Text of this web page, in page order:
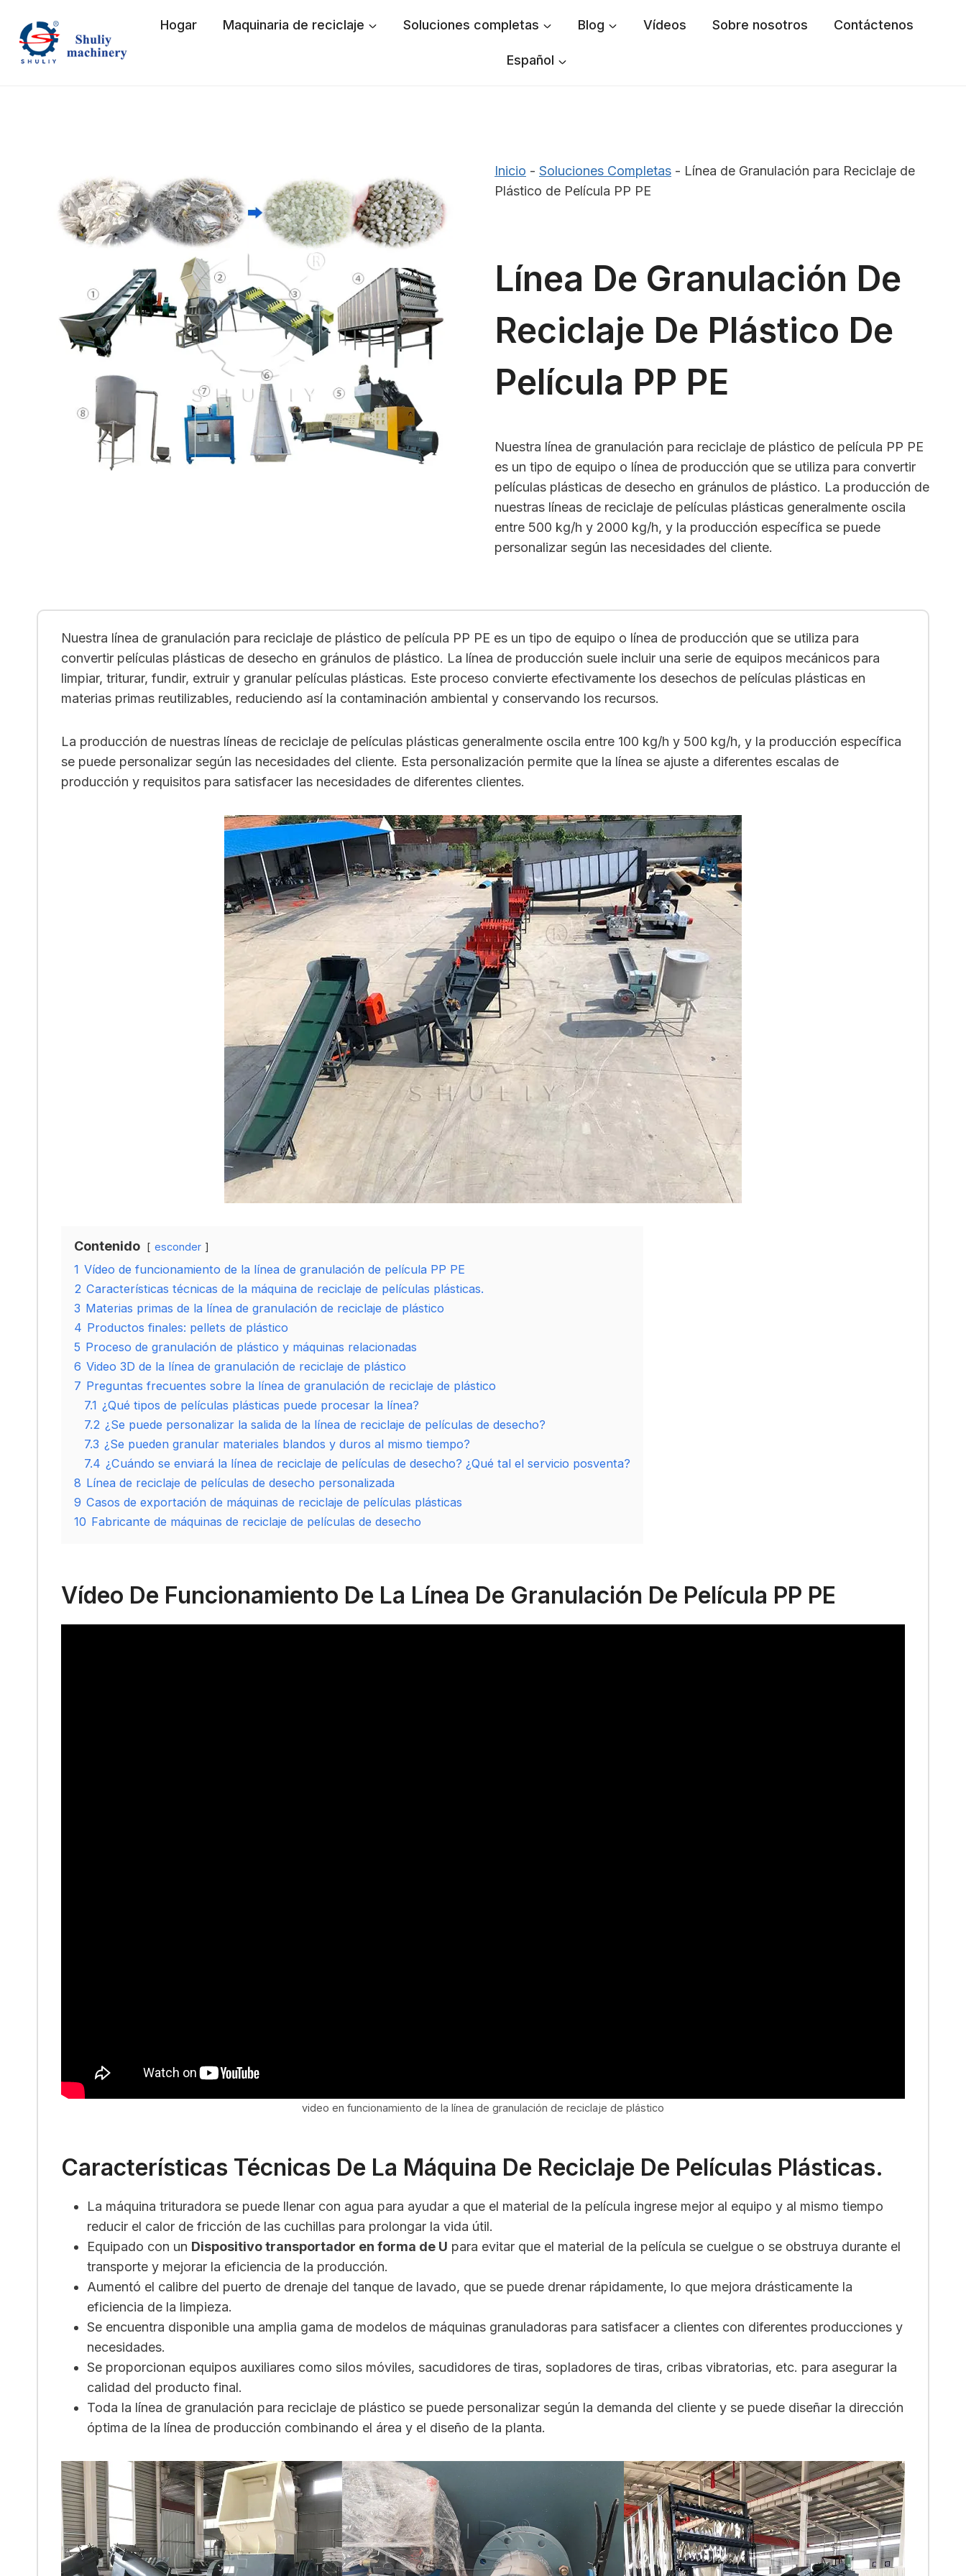
contenido
Hogar Maquinaria de reciclaje Soluciones completas Blog Vídeos Sobre nosotros Contáctenos
Español
Inicio - Soluciones Completas - Línea de Granulación para Reciclaje de
Plástico de Película PP PE
Línea De Granulación De
Reciclaje De Plástico De
Película PP PE
Nuestra línea de granulación para reciclaje de plástico de película PP PE
es un tipo de equipo o línea de producción que se utiliza para convertir
películas plásticas de desecho en gránulos de plástico. La producción de
nuestras líneas de reciclaje de películas plásticas generalmente oscila
entre 500 kg/h y 2000 kg/h, y la producción específica se puede
personalizar según las necesidades del cliente.
Nuestra línea de granulación para reciclaje de plástico de película PP PE es un tipo de equipo o línea de producción que se utiliza para
convertir películas plásticas de desecho en gránulos de plástico. La línea de producción suele incluir una serie de equipos mecánicos para
limpiar, triturar, fundir, extruir y granular películas plásticas. Este proceso convierte efectivamente los desechos de películas plásticas en
materias primas reutilizables, reduciendo así la contaminación ambiental y conservando los recursos.
La producción de nuestras líneas de reciclaje de películas plásticas generalmente oscila entre 100 kg/h y 500 kg/h, y la producción específica
se puede personalizar según las necesidades del cliente. Esta personalización permite que la línea se ajuste a diferentes escalas de
producción y requisitos para satisfacer las necesidades de diferentes clientes.
Contenido esconder
1 Vídeo de funcionamiento de la línea de granulación de película PP PE
2 Características técnicas de la máquina de reciclaje de películas plásticas.
3 Materias primas de la línea de granulación de reciclaje de plástico
4 Productos finales: pellets de plástico
5 Proceso de granulación de plástico y máquinas relacionadas
6 Video 3D de la línea de granulación de reciclaje de plástico
7 Preguntas frecuentes sobre la línea de granulación de reciclaje de plástico
7.1 ¿Qué tipos de películas plásticas puede procesar la línea?
7.2 ¿Se puede personalizar la salida de la línea de reciclaje de películas de desecho?
7.3 ¿Se pueden granular materiales blandos y duros al mismo tiempo?
7.4 ¿Cuándo se enviará la línea de reciclaje de películas de desecho? ¿Qué tal el servicio posventa?
8 Línea de reciclaje de películas de desecho personalizada
9 Casos de exportación de máquinas de reciclaje de películas plásticas
10 Fabricante de máquinas de reciclaje de películas de desecho
Vídeo De Funcionamiento De La Línea De Granulación De Película PP PE
video en funcionamiento de la línea de granulación de reciclaje de plástico
Características Técnicas De La Máquina De Reciclaje De Películas Plásticas.
La máquina trituradora se puede llenar con agua para ayudar a que el material de la película ingrese mejor al equipo y al mismo tiempo
reducir el calor de fricción de las cuchillas para prolongar la vida útil.
Equipado con un Dispositivo transportador en forma de U para evitar que el material de la película se cuelgue o se obstruya durante el
transporte y mejorar la eficiencia de la producción.
Aumentó el calibre del puerto de drenaje del tanque de lavado, que se puede drenar rápidamente, lo que mejora drásticamente la
eficiencia de la limpieza.
Se encuentra disponible una amplia gama de modelos de máquinas granuladoras para satisfacer a clientes con diferentes producciones y
necesidades.
Se proporcionan equipos auxiliares como silos móviles, sacudidores de tiras, sopladores de tiras, cribas vibratorias, etc. para asegurar la
calidad del producto final.
Toda la línea de granulación para reciclaje de plástico se puede personalizar según la demanda del cliente y se puede diseñar la dirección
óptima de la línea de producción combinando el área y el diseño de la planta.